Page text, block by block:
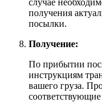
случае
получения
посылки.
Получение:
По прибытии
инструкциям
вашего груза.